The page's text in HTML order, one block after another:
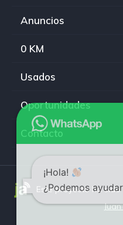
Anuncios
0 KM
Usados
Oportunidades
Contacto
Este proyecto ha
¡Hola!
¿Podemos